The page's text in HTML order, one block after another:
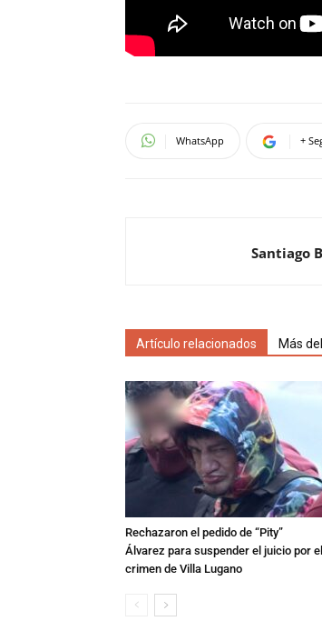
WhatsApp +
Santiago
Artículo relacionados Más
Rechazaron el pedido de “Pity”
Álvarez para suspender el juicio por el
crimen de Villa Lugano